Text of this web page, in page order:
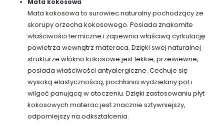
Mata kokosowa to surowiec naturalny pochodzący ze
skorupy orzecha kokosowego. Posiada znakomite
właściwości termiczne i zapewnia właściwą cyrkulację
powietrza wewnątrz materaca. Dzięki swej naturalnej
strukturze włókno kokosowe jest lekkie, przewiewne,
posiada właściwości antyalergiczne. Cechuje się
wysoką elastycznością, pochłania wydzielany pot i
wilgoć panującą w otoczeniu. Dzięki zastosowaniu płyt
kokosowych materac jest znacznie sztywniejszy,
odporniejszy na odkształcenia.